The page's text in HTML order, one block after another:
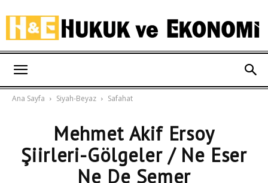
Ekonomi
Ana Sayfa Siyah-Beyaz Safahat
Mehmet Akif Ersoy
Şiirleri-Gölgeler / Ne Eser
Ne De Semer